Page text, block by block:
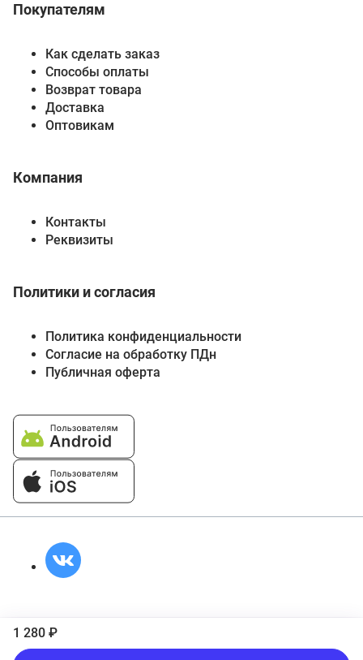
1 280 ₽
Покупателям
Как сделать заказ
Способы оплаты
Возврат товара
Доставка
Оптовикам
Компания
Контакты
Реквизиты
Политики и согласия
Политика конфиденциальности
Согласие на обработку ПДн
Публичная оферта